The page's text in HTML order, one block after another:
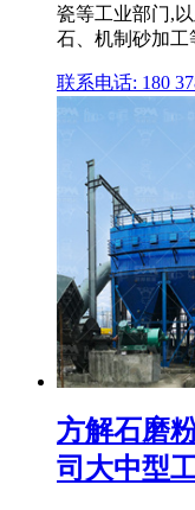
瓷等工业部门,
石、机制砂加工
联系电话: 180
方解石磨
司大中型